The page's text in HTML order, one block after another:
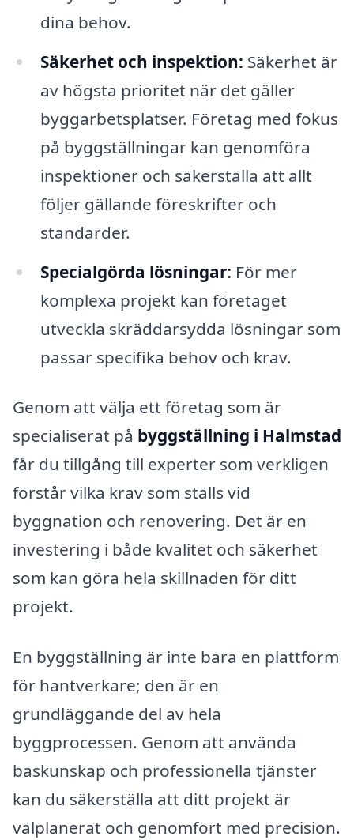
dina behov.
Säkerhet och inspektion: Säkerhet är
av högsta prioritet när det gäller
byggarbetsplatser. Företag med fokus
på byggställningar kan genomföra
inspektioner och säkerställa att allt
följer gällande föreskrifter och
standarder.
Specialgörda lösningar: För mer
komplexa projekt kan företaget
utveckla skräddarsydda lösningar som
passar specifika behov och krav.
Genom att välja ett företag som är
specialiserat på byggställning i Halmstad
får du tillgång till experter som verkligen
förstår vilka krav som ställs vid
byggnation och renovering. Det är en
investering i både kvalitet och säkerhet
som kan göra hela skillnaden för ditt
projekt.
En byggställning är inte bara en plattform
för hantverkare; den är en
grundläggande del av hela
byggprocessen. Genom att använda
baskunskap och professionella tjänster
kan du säkerställa att ditt projekt är
välplanerat och genomfört med precision.